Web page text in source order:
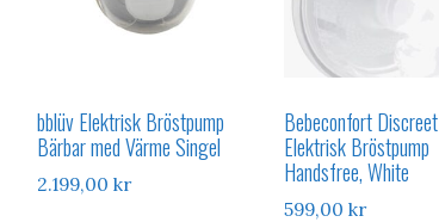
bblüv Elektrisk Bröstpump
Bärbar med Värme Singel
2.199,00 kr
Bebeconfort Discreet
Elektrisk Bröstpump
Handsfree, White
599,00 kr